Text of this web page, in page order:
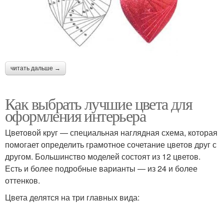
читать дальше →
Как выбрать лучшие цвета для
оформления интерьера
Цветовой круг — специальная наглядная схема, которая
помогает определить грамотное сочетание цветов друг с
другом. Большинство моделей состоят из 12 цветов.
Есть и более подробные варианты — из 24 и более
оттенков.
Цвета делятся на три главных вида: